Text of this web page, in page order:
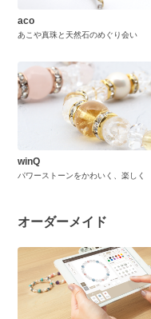
aco
あこや真珠と天然石のめぐり会い
winQ
パワーストーンをかわいく、楽しく
オーダーメイド